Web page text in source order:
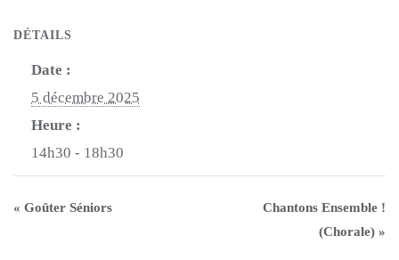
DÉTAILS
Date :
5 décembre 2025
Heure :
14h30 - 18h30
« Goûter Séniors
Chantons Ensemble !
(Chorale) »